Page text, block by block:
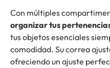
Con múltiples
organizar tus
tus objetos esenciales
comodidad. Su correa
ofreciendo un ajuste